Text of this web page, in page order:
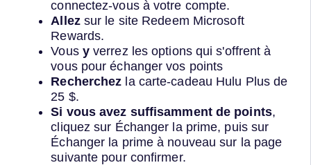
connectez-vous à votre compte.
Allezsur le site Redeem Microsoft
Rewards.
Vous yverrez les options qui s'offrent à
vous pour échanger vos points
Recherchez la carte-cadeau Hulu Plus de
25 $.
Si vous avez suffisamment de points,
cliquez sur Échanger la prime, puis sur
Échanger la prime à nouveau sur la page
suivante pour confirmer.